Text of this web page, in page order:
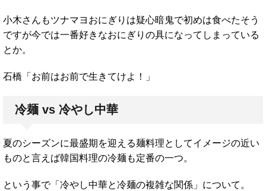
小木さんもツナマヨおにぎりは疑心暗鬼で初めは食べたそう
ですが今では一番好きなおにぎりの具になってしまっている
とか。
石橋「お前はお前で生きてけよ！」
冷麺 vs 冷やし中華
夏のシーズンに最盛期を迎える麺料理としてイメージの近い
ものと言えば韓国料理の冷麺も定番の一つ。
という事で「冷やし中華と冷麺の複雑な関係」について。